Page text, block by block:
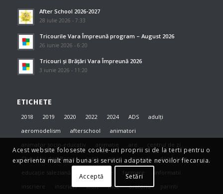
After School 2026-2027
28 iulie 2026 - 7:33
Tricourile Vara Împreună program – August 2026
26 iunie 2026 - 6:20
Tricouri și Brățări Vara Împreună 2026
3 iunie 2026 - 11:20
ETICHETE
2018 2019 2020 2022 2024 ADS
adulți
aeromodelism
afterschool
animatori
animator socio-educativ
animație are
centrul de zi
Clubul lui don Bosco
copii covid cursuri
don bosco
educație saleziană
evenimente formare
informatii
inscriere
inscrieri kraft nice oratoriu parinti
Acest website foloseste cookie-uri proprii si de la terti pentru o
experienta mult mai buna si servicii adaptate nevoilor fiecaruia.
Acceptă
Setări